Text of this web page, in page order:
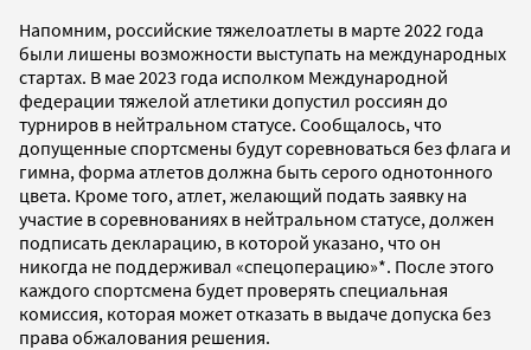
Напомним, российские тяжелоатлеты в марте 2022 года
были лишены возможности выступать на международных
стартах. В мае 2023 года исполком Международной
федерации тяжелой атлетики допустил россиян до
турниров в нейтральном статусе. Сообщалось, что
допущенные спортсмены будут соревноваться без флага и
гимна, форма атлетов должна быть серого однотонного
цвета. Кроме того, атлет, желающий подать заявку на
участие в соревнованиях в нейтральном статусе, должен
подписать декларацию, в которой указано, что он
никогда не поддерживал «спецоперацию»*. После этого
каждого спортсмена будет проверять специальная
комиссия, которая может отказать в выдаче допуска без
права обжалования решения.